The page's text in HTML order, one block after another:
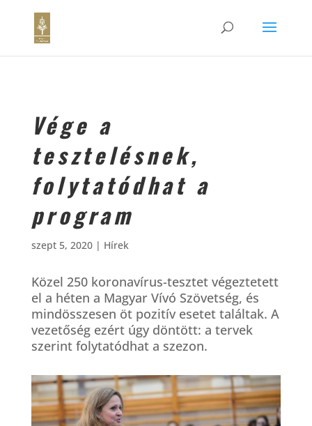
Vége a
tesztelésnek,
folytatódhat a
program
szept 5, 2020| Hírek
Közel 250 koronavírus-tesztet végeztetett
el a héten a Magyar Vívó Szövetség, és
mindösszesen öt pozitív esetet találtak. A
vezetőség ezért úgy döntött: a tervek
szerint folytatódhat a szezon.